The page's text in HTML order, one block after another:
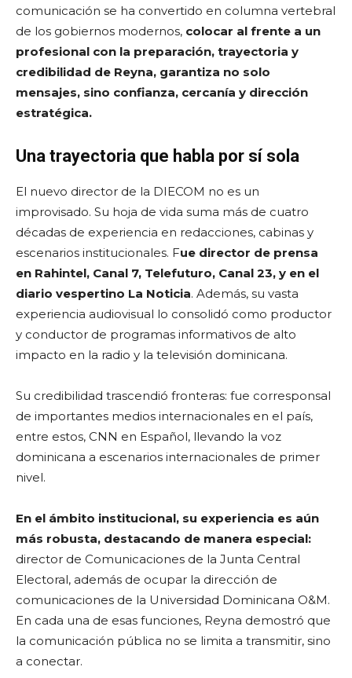
comunicación se ha convertido en columna vertebral
de los gobiernos modernos, colocar al frente a un
profesional con la preparación, trayectoria y
credibilidad de Reyna, garantiza no solo
mensajes, sino confianza, cercanía y dirección
estratégica.
Una trayectoria que habla por sí sola
El nuevo director de la DIECOM no es un
improvisado. Su hoja de vida suma más de cuatro
décadas de experiencia en redacciones, cabinas y
escenarios institucionales. Fue director de prensa
en Rahintel, Canal 7, Telefuturo, Canal 23, y en el
diario vespertino La Noticia. Además, su vasta
experiencia audiovisual lo consolidó como productor
y conductor de programas informativos de alto
impacto en la radio y la televisión dominicana.
Su credibilidad trascendió fronteras: fue corresponsal
de importantes medios internacionales en el país,
entre estos, CNN en Español, llevando la voz
dominicana a escenarios internacionales de primer
nivel.
En el ámbito institucional, su experiencia es aún
más robusta, destacando de manera especial:
director de Comunicaciones de la Junta Central
Electoral, además de ocupar la dirección de
comunicaciones de la Universidad Dominicana O&M.
En cada una de esas funciones, Reyna demostró que
la comunicación pública no se limita a transmitir, sino
a conectar.